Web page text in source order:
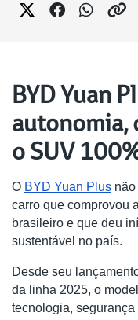
BYD Yuan
autonomia,
o SUV
O BYD Yuan Plus
carro que comprovou
brasileiro e que deu
sustentável no país.
Desde seu
da linha 2025, o
tecnologia,